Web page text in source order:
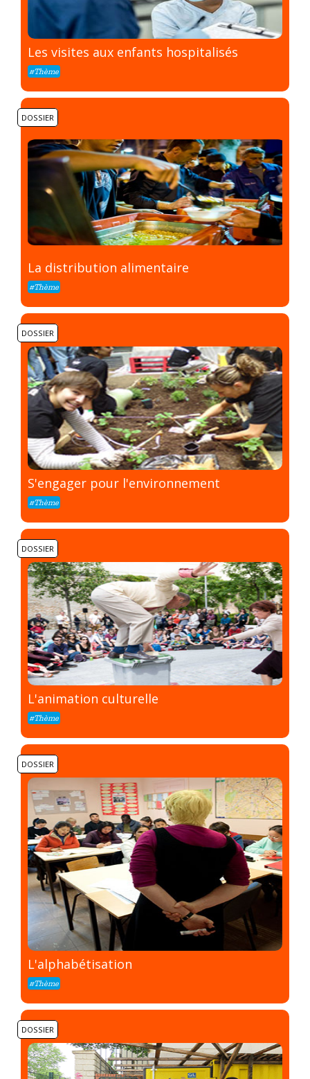
Les visites aux enfants hospitalisés
#Thème
DOSSIER
La distribution alimentaire
#Thème
DOSSIER
S'engager pour l'environnement
#Thème
DOSSIER
L'animation culturelle
#Thème
DOSSIER
L'alphabétisation
#Thème
DOSSIER